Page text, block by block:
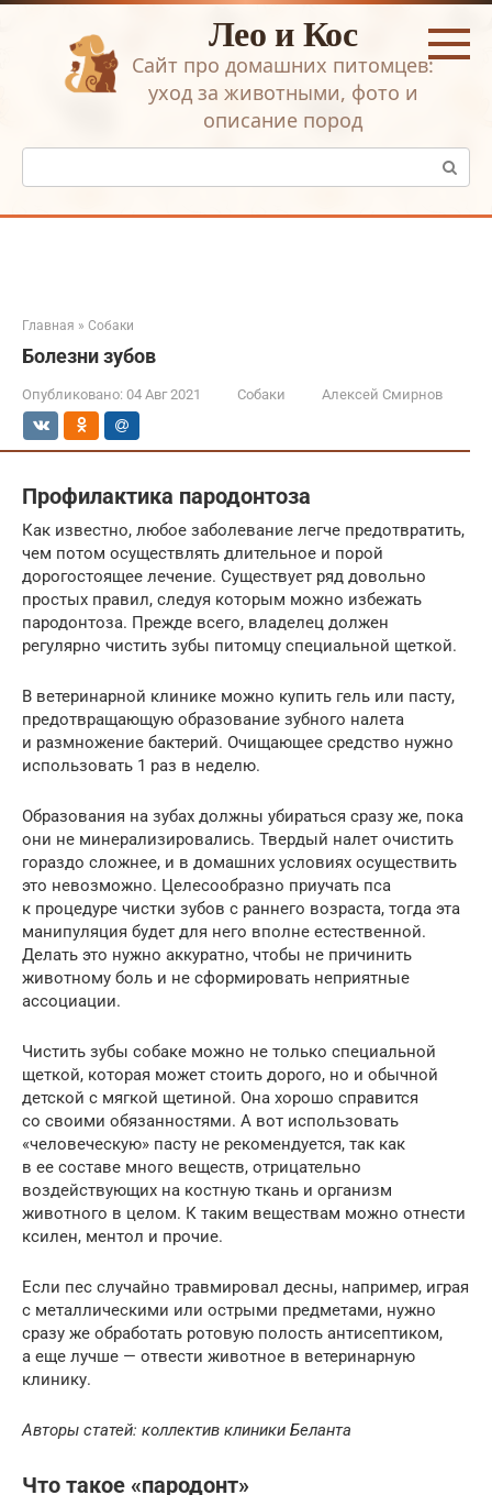
Перейти
Лео и Кос
Сайт про домашних питомцев:
уход за животными, фото и
описание пород
Поиск:
Главная » Собаки
Болезни зубов
Опубликовано: 04 Авг 2021 Собаки Алексей Смирнов
Профилактика пародонтоза
Как известно, любое заболевание легче предотвратить,
чем потом осуществлять длительное и порой
дорогостоящее лечение. Существует ряд довольно
простых правил, следуя которым можно избежать
пародонтоза. Прежде всего, владелец должен
регулярно чистить зубы питомцу специальной щеткой.
В ветеринарной клинике можно купить гель или пасту,
предотвращающую образование зубного налета
и размножение бактерий. Очищающее средство нужно
использовать 1 раз в неделю.
Образования на зубах должны убираться сразу же, пока
они не минерализировались. Твердый налет очистить
гораздо сложнее, и в домашних условиях осуществить
это невозможно. Целесообразно приучать пса
к процедуре чистки зубов с раннего возраста, тогда эта
манипуляция будет для него вполне естественной.
Делать это нужно аккуратно, чтобы не причинить
животному боль и не сформировать неприятные
ассоциации.
Чистить зубы собаке можно не только специальной
щеткой, которая может стоить дорого, но и обычной
детской с мягкой щетиной. Она хорошо справится
со своими обязанностями. А вот использовать
«человеческую» пасту не рекомендуется, так как
в ее составе много веществ, отрицательно
воздействующих на костную ткань и организм
животного в целом. К таким веществам можно отнести
ксилен, ментол и прочие.
Если пес случайно травмировал десны, например, играя
с металлическими или острыми предметами, нужно
сразу же обработать ротовую полость антисептиком,
а еще лучше — отвести животное в ветеринарную
клинику.
Авторы статей: коллектив клиники Беланта
Что такое «пародонт»